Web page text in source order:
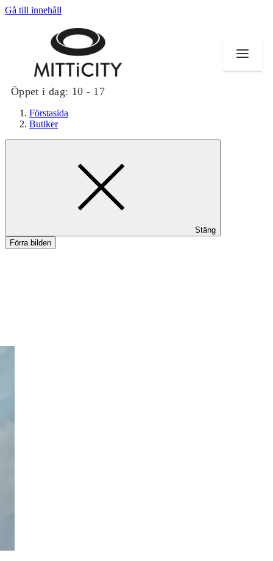
Gå till innehåll
Öppet i dag: 10 - 17
Evenemang
Inspiration
Förstasida
Butiker
Stäng
Förra bilden